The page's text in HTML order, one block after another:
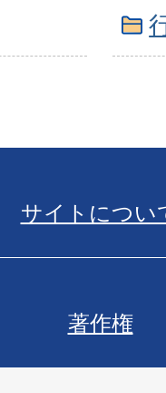
サイトについ
著作権